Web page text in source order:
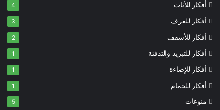
أفكار للأثاث 4
أفكار للغرف 3
أفكار للأسقف 2
أفكار للتبريد والتدفئة 1
أفكار للإضاءة 1
أفكار للحمام 1
منوعات 5